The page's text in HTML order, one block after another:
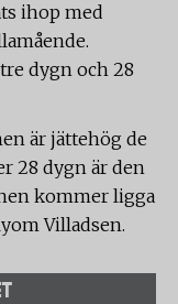
ihop med
dygn och 28
är jättehög de
28 dygn är den
kommer ligga
Villadsen.